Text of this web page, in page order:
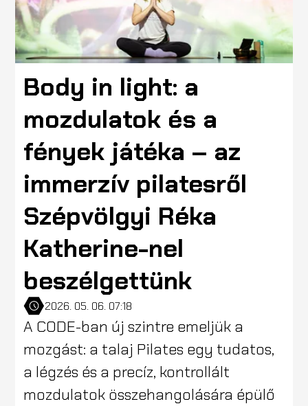
Body in light: a
mozdulatok és a
fények játéka – az
immerzív pilatesről
Szépvölgyi Réka
Katherine-nel
beszélgettünk
2026. 05. 06. 07:18
A CODE-ban új szintre emeljük a
mozgást: a talaj Pilates egy tudatos,
a légzés és a precíz, kontrollált
mozdulatok összehangolására épülő